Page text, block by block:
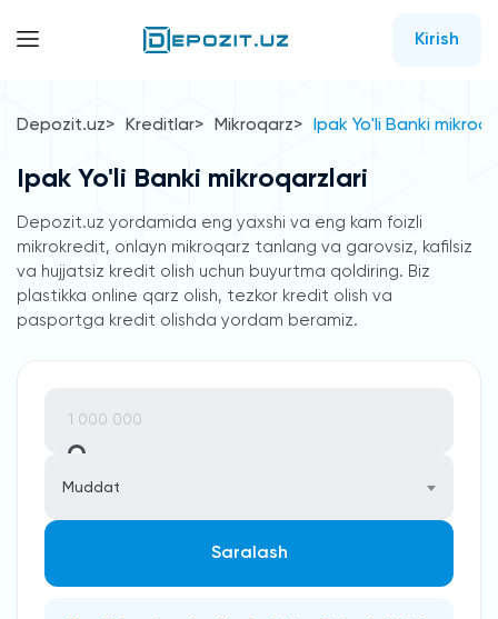
Kirish
Depozit.uz Kreditlar Mikroqarz Ipak Yo'li Banki
Ipak Yo'li Banki mikroqarzlari
Depozit.uz yordamida eng yaxshi va eng kam foizli
mikrokredit, onlayn mikroqarz tanlang va garovsiz, kafilsiz
va hujjatsiz kredit olish uchun buyurtma qoldiring. Biz
plastikka online qarz olish, tezkor kredit olish va
pasportga kredit olishda yordam beramiz.
Muddat
Saralash